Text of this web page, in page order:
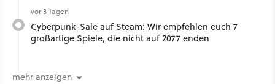
vor 3 Tagen
Cyberpunk-Sale auf Steam: Wir empfehlen euch 7
großartige Spiele, die nicht auf 2077 enden
mehr anzeigen